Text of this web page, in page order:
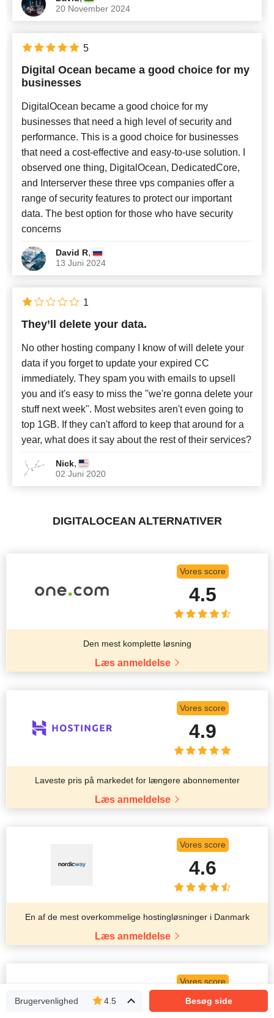
20 November 2024
Digital Ocean became a good choice for my
businesses
DigitalOcean became a good choice for my
businesses that need a high level of security and
performance. This is a good choice for businesses
that need a cost-effective and easy-to-use solution. I
observed one thing, DigitalOcean, DedicatedCore,
and Interserver these three vps companies offer a
range of security features to protect our important
data. The best option for those who have security
concerns
David R,
13 Juni 2024
5
They’ll delete your data.
No other hosting company I know of will delete your
data if you forget to update your expired CC
immediately. They spam you with emails to upsell
you and it's easy to miss the "we're gonna delete your
stuff next week". Most websites aren't even going to
top 1GB. If they can't afford to keep that around for a
year, what does it say about the rest of their services?
Nick,
02 Juni 2020
1
DIGITALOCEAN ALTERNATIVER
Vores score
4.5
Den mest komplette løsning
Læs anmeldelse
Vores score
4.9
Laveste pris på markedet for længere abonnementer
Læs anmeldelse
Vores score
4.6
En af de mest overkommelige hostingløsninger i Danmark
Læs anmeldelse
Vores score
4.7
Brugervenlighed 4.5 Besøg side